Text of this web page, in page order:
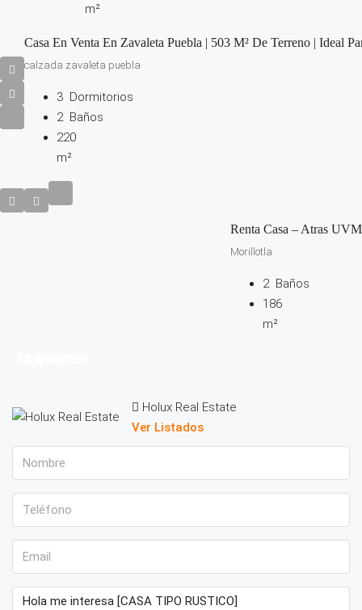
m²
Casa En Venta En Zavaleta Puebla | 503 M² De Terreno | Ideal
calzada zavaleta puebla
3 Dormitorios
2 Baños
220
m²
Renta Casa – Atras UVM
Morillotla
2 Baños
186
m²
Holux Real Estate
Ver Listados